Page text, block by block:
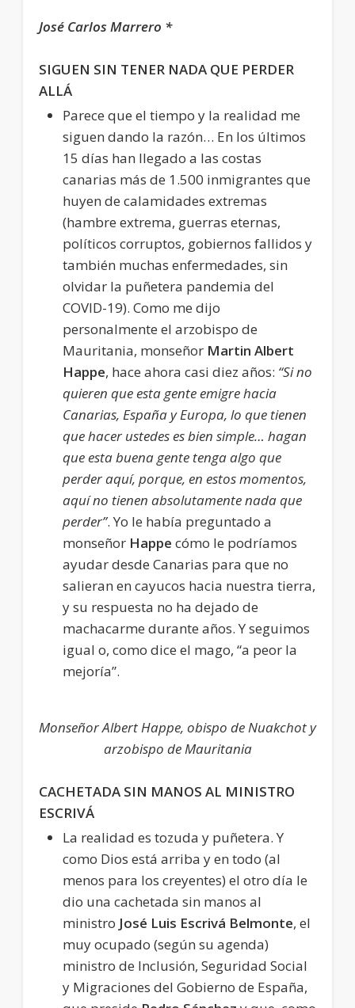
José Carlos Marrero *
SIGUEN SIN TENER NADA QUE PERDER
ALLÁ
Parece que el tiempo y la realidad me
siguen dando la razón… En los últimos
15 días han llegado a las costas
canarias más de 1.500 inmigrantes que
huyen de calamidades extremas
(hambre extrema, guerras eternas,
políticos corruptos, gobiernos fallidos y
también muchas enfermedades, sin
olvidar la puñetera pandemia del
COVID-19). Como me dijo
personalmente el arzobispo de
Mauritania, monseñor Martin Albert
Happe, hace ahora casi diez años: “Si no
quieren que esta gente emigre hacia
Canarias, España y Europa, lo que tienen
que hacer ustedes es bien simple… hagan
que esta buena gente tenga algo que
perder aquí, porque, en estos momentos,
aquí no tienen absolutamente nada que
perder”. Yo le había preguntado a
monseñor Happe cómo le podríamos
ayudar desde Canarias para que no
salieran en cayucos hacia nuestra tierra,
y su respuesta no ha dejado de
machacarme durante años. Y seguimos
igual o, como dice el mago, “a peor la
mejoría”.
Monseñor Albert Happe, obispo de Nuakchot y
arzobispo de Mauritania
CACHETADA SIN MANOS AL MINISTRO
ESCRIVÁ
La realidad es tozuda y puñetera. Y
como Dios está arriba y en todo (al
menos para los creyentes) el otro día le
dio una cachetada sin manos al
ministro José Luis Escrivá Belmonte, el
muy ocupado (según su agenda)
ministro de Inclusión, Seguridad Social
y Migraciones del Gobierno de España,